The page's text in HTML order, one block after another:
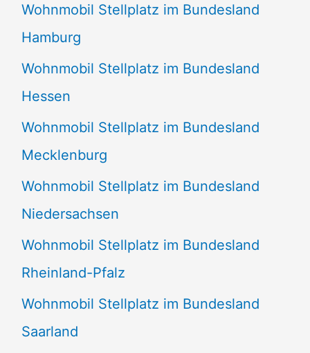
Wohnmobil Stellplatz im Bundesland
Hamburg
Wohnmobil Stellplatz im Bundesland
Hessen
Wohnmobil Stellplatz im Bundesland
Mecklenburg
Wohnmobil Stellplatz im Bundesland
Niedersachsen
Wohnmobil Stellplatz im Bundesland
Rheinland-Pfalz
Wohnmobil Stellplatz im Bundesland
Saarland